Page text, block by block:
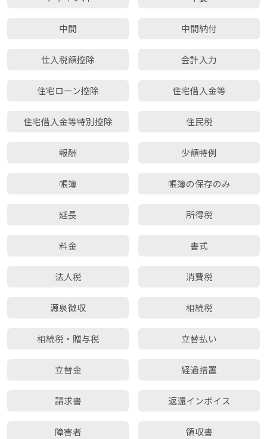
中間 中間納付
仕入税額控除 会計入力
住宅ローン控除 住宅借入金等
住宅借入金等特別控除 住民税
報酬 少額特例
帳簿 帳簿の保存のみ
延長 所得税
料金 書式
法人税 消費税
源泉徴収 相続税
相続税・贈与税 立替払い
立替金 経過措置
請求書 返還インボイス
障害者 領収書